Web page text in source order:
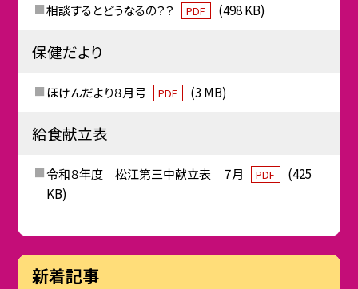
相談するとどうなるの？？
PDF (498 KB)
保健だより
ほけんだより８月号 PDF (3 MB)
給食献立表
令和８年度 松江第三中献立表 ７月 PDF
(425
KB)
新着記事